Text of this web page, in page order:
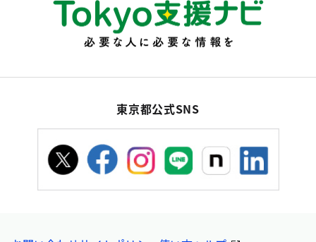
東京都公式SNS